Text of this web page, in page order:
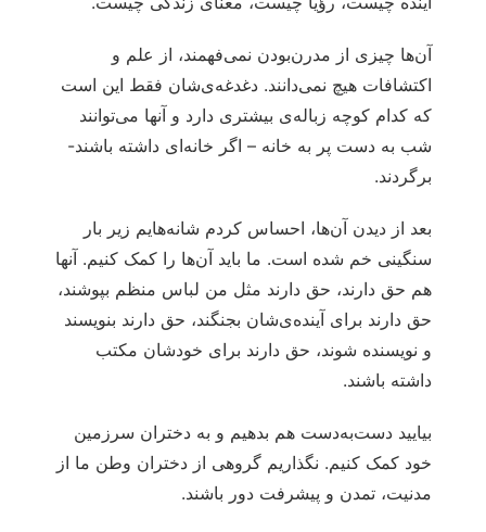
آن‌ها چیزی از مدرن‌بودن نمی‌فهمند، از علم و
اکتشافات هیچ نمی‌دانند. دغدغه‌ی‌شان فقط این است
که کدام کوچه زباله‌ی بیشتری دارد و آنها می‌توانند
شب به دست پر به خانه – اگر خانه‌ای داشته باشند-
برگردند.
بعد از دیدن آن‌ها، احساس کردم شانه‌هایم زیر بار
سنگینی خم شده‌ است. ما باید آن‌ها را کمک کنیم. آنها
هم حق دارند، حق دارند مثل من لباس منظم بپوشند،
حق دارند برای آینده‌ی‌شان بجنگند، حق دارند بنویسند
و نویسنده شوند، حق دارند برای خودشان مکتب
داشته باشند.
بیایید دست‌به‌دست هم بدهیم و به دختران سرزمین‌
خود کمک کنیم. نگذاریم گروهی از دختران وطن ما از
مدنیت، تمدن و پیشرفت دور باشند.